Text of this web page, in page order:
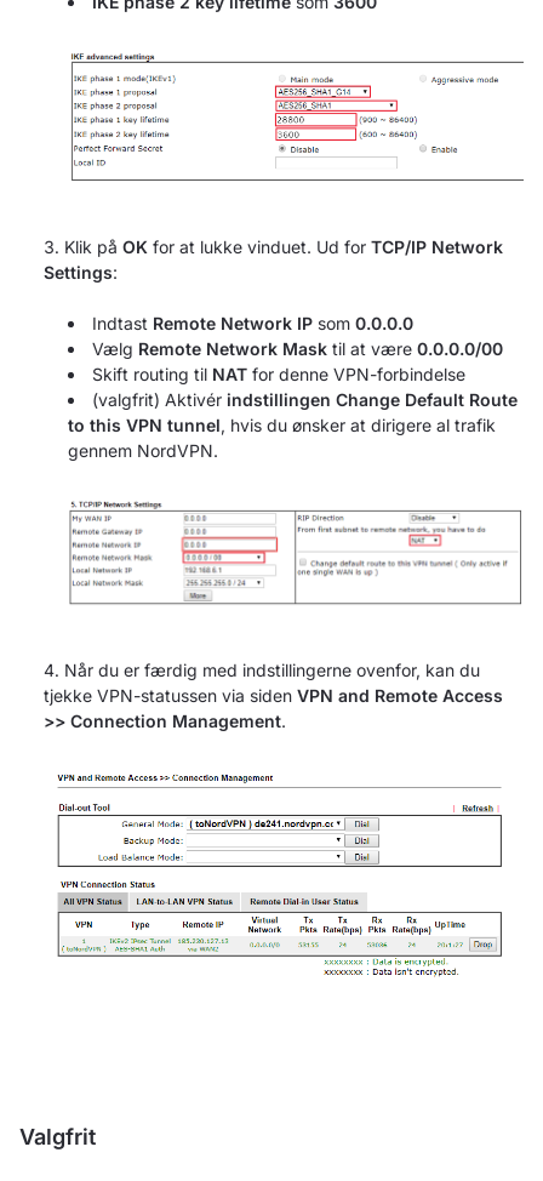
Klik på OK for at lukke vinduet. Ud for TCP/IP Network
Settings:
Indtast Remote Network IP som 0.0.0.0
Vælg Remote Network Mask til at være 0.0.0.0/00
Skift routing til NAT for denne VPN-forbindelse
(valgfrit) Aktivér indstillingen Change Default Route
to this VPN tunnel, hvis du ønsker at dirigere al trafik
gennem NordVPN.
Når du er færdig med indstillingerne ovenfor, kan du
tjekke VPN-statussen via siden VPN and Remote Access
>> Connection Management.
Valgfrit